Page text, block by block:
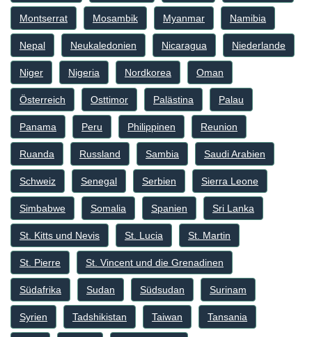
Montserrat Mosambik Myanmar Namibia
Nepal Neukaledonien Nicaragua Niederlande
Niger Nigeria Nordkorea Oman
Österreich Osttimor Palästina Palau
Panama Peru Philippinen Reunion
Ruanda Russland Sambia Saudi Arabien
Schweiz Senegal Serbien Sierra Leone
Simbabwe Somalia Spanien Sri Lanka
St. Kitts und Nevis St. Lucia St. Martin
St. Pierre St. Vincent und die Grenadinen
Südafrika Sudan Südsudan Surinam
Syrien Tadshikistan Taiwan Tansania